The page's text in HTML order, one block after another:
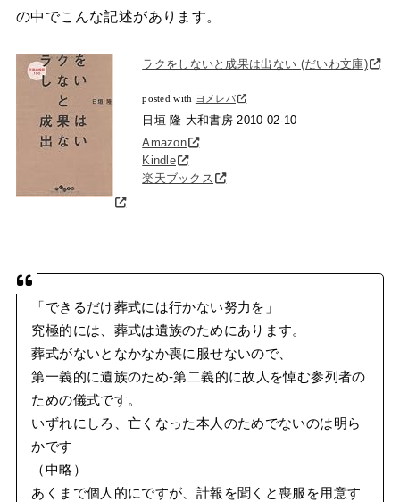
の中でこんな記述があります。
ラクをしないと成果は出ない (だいわ文庫)
posted with ヨメレバ
日垣 隆 大和書房 2010-02-10
Amazon
Kindle
楽天ブックス
「できるだけ葬式には行かない努力を」
究極的には、葬式は遺族のためにあります。
葬式がないとなかなか喪に服せないので、
第一義的に遺族のため‐第二義的に故人を悼む参列者の
ための儀式です。
いずれにしろ、亡くなった本人のためでないのは明ら
かです
（中略）
あくまで個人的にですが、計報を聞くと喪服を用意す